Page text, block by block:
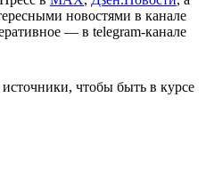
новостями в канале
— в telegram-канале
чтобы быть в курсе